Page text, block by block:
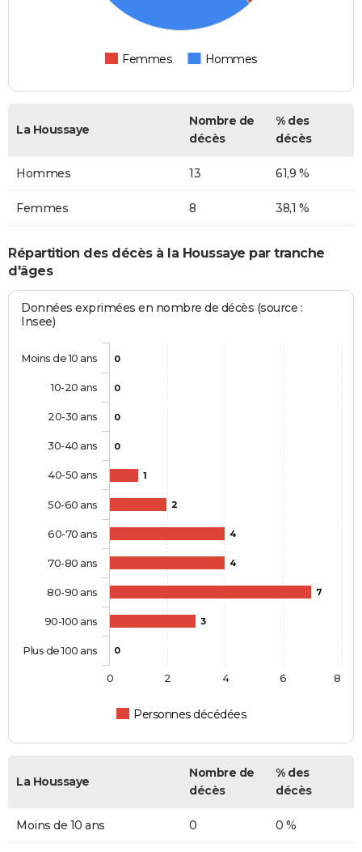
Femmes Hommes
La Houssaye
Nombre de
décès
% des
décès
Hommes 13 61,9 %
Femmes 8 38,1 %
Répartition des décès à la Houssaye par tranche
d'âges
Données exprimées en nombre de décès (source :
Insee)
0
0
0
0
1
2
4
4
7
3
0
Personnes décédées
Moins de 10 ans
10-20 ans
20-30 ans
30-40 ans
40-50 ans
50-60 ans
60-70 ans
70-80 ans
80-90 ans
90-100 ans
Plus de 100 ans
0 2 4 6 8
La Houssaye
Nombre de
décès
% des
décès
Moins de 10 ans 0 0 %